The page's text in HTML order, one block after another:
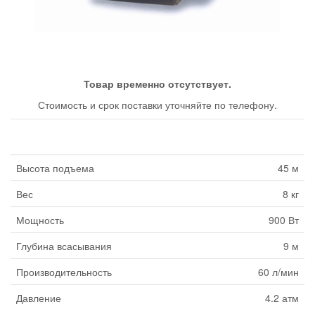
Товар временно отсутствует.
Стоимость и срок поставки уточняйте по телефону.
Высота подъема
45 м
Вес
8 кг
Мощность
900 Вт
Глубина всасывания
9 м
Производительность
60 л/мин
Давление
4.2 атм